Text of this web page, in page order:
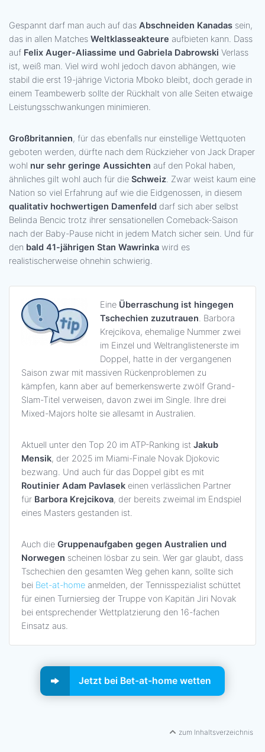
Gespannt darf man auch auf das Abschneiden Kanadas sein,
das in allen Matches Weltklasseakteure aufbieten kann. Dass
auf Felix Auger-Aliassime und Gabriela Dabrowski Verlass
ist, weiß man. Viel wird wohl jedoch davon abhängen, wie
stabil die erst 19-jährige Victoria Mboko bleibt, doch gerade in
einem Teambewerb sollte der Rückhalt von alle Seiten etwaige
Leistungsschwankungen minimieren.
Großbritannien, für das ebenfalls nur einstellige Wettquoten
geboten werden, dürfte nach dem Rückzieher von Jack Draper
wohl nur sehr geringe Aussichten auf den Pokal haben,
ähnliches gilt wohl auch für die Schweiz. Zwar weist kaum eine
Nation so viel Erfahrung auf wie die Eidgenossen, in diesem
qualitativ hochwertigen Damenfeld darf sich aber selbst
Belinda Bencic trotz ihrer sensationellen Comeback-Saison
nach der Baby-Pause nicht in jedem Match sicher sein. Und für
den bald 41-jährigen Stan Wawrinka wird es
realistischerweise ohnehin schwierig.
Eine Überraschung ist hingegen
Tschechien zuzutrauen. Barbora
Krejcikova, ehemalige Nummer zwei
im Einzel und Weltranglistenerste im
Doppel, hatte in der vergangenen
Saison zwar mit massiven Rückenproblemen zu
kämpfen, kann aber auf bemerkenswerte zwölf Grand-
Slam-Titel verweisen, davon zwei im Single. Ihre drei
Mixed-Majors holte sie allesamt in Australien.
Aktuell unter den Top 20 im ATP-Ranking ist Jakub
Mensik, der 2025 im Miami-Finale Novak Djokovic
bezwang. Und auch für das Doppel gibt es mit
Routinier Adam Pavlasek einen verlässlichen Partner
für Barbora Krejcikova, der bereits zweimal im Endspiel
eines Masters gestanden ist.
Auch die Gruppenaufgaben gegen Australien und
Norwegen scheinen lösbar zu sein. Wer gar glaubt, dass
Tschechien den gesamten Weg gehen kann, sollte sich
bei Bet-at-home anmelden, der Tennisspezialist schüttet
für einen Turniersieg der Truppe von Kapitän Jiri Novak
bei entsprechender Wettplatzierung den 16-fachen
Einsatz aus.
Jetzt bei Bet-at-home wetten
zum Inhaltsverzeichnis